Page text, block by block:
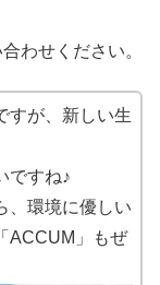
わせください。
すが、新しい生
ですね♪
、環境に優しい
ACCUM」もぜ